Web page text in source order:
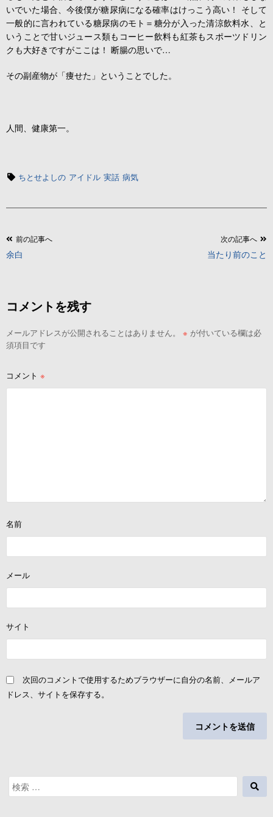
いでいた場合、今後僕が糖尿病になる確率はけっこう高い！ そして
一般的に言われている糖尿病のモト＝糖分が入った清涼飲料水、と
いうことで甘いジュース類もコーヒー飲料も紅茶もスポーツドリン
クも大好きですがここは！ 断腸の思いで…
その副産物が「痩せた」ということでした。
人間、健康第一。
タ ちとせよしの アイドル 実話 病気
投
稿
ゲ
ー
シ
ン
前の記事へ
余白
次の記事へ
当たり前のこと
コメントを残す
メールアドレスが公開されることはありません。 ※ が付いている欄は必
須項目です
コメント ※
名前
メール
サイト
次回のコメントで使用するためブラウザーに自分の名前、メールア
ドレス、サイトを保存する。
検
索
索